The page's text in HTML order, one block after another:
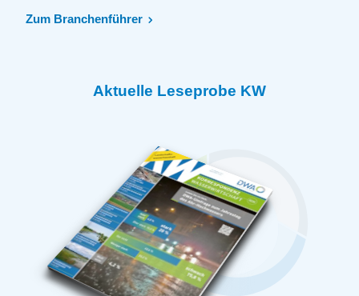
Zum Branchenführer
Aktuelle Leseprobe KW